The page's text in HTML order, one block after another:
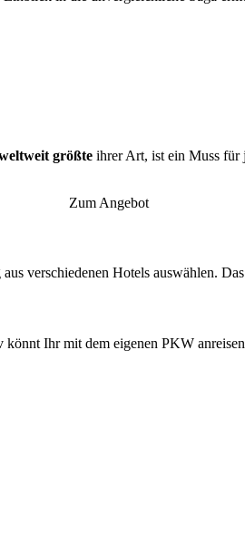
größte ihrer Art, ist ein Muss für
Zum Angebot
verschiedenen Hotels auswählen.
Ihr mit dem eigenen PKW